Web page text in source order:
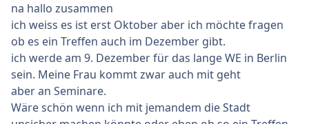
na hallo zusammen
ich weiss es ist erst Oktober aber ich möchte fragen
ob es ein Treffen auch im Dezember gibt.
ich werde am 9. Dezember für das lange WE in Berlin
sein. Meine Frau kommt zwar auch mit geht
aber an Seminare.
Wäre schön wenn ich mit jemandem die Stadt